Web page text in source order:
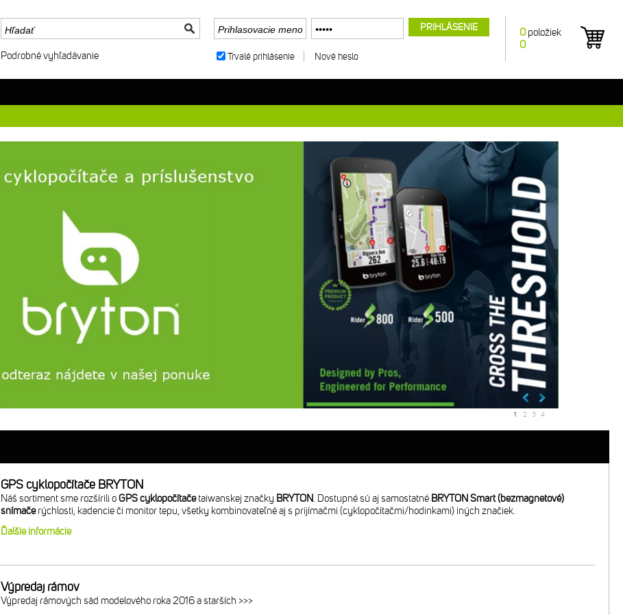
1 2 3 4
GPS cyklopočítače BRYTON
Náš sortiment sme rozšírili oGPS cyklopočítačetaiwanskej značky BRYTON. Dostupné sú aj samostatné BRYTON Smart (bezmagnetové)
snímačerýchlosti, kadencie či monitor tepu, všetky kombinovateľné aj s prijímačmi (cyklopočítačmi/hodinkami) iných značiek.
Ďalšie informácie
Výpredaj rámov
Výpredaj rámových sád modelového roka 2016 a starších >>>
Podrobné vyhľadávanie
0 položiek
0
PRIHLÁSENIE
Trvalé prihlásenie Nové heslo